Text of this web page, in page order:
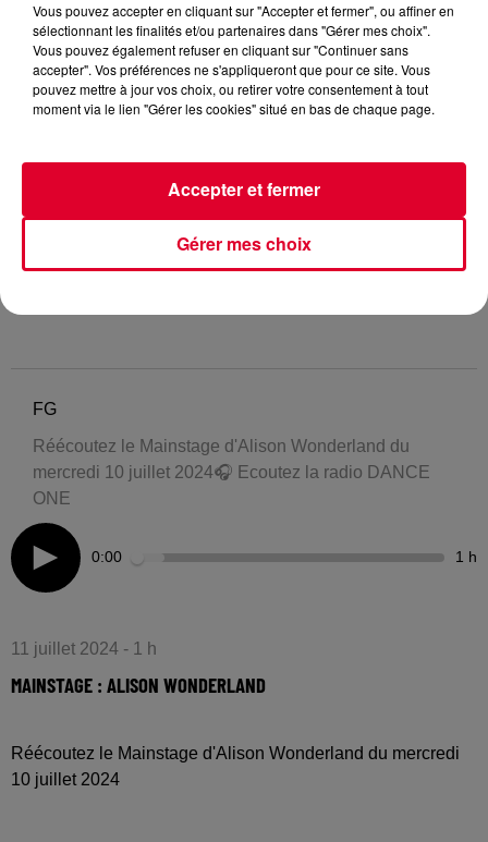
FG
Réécoutez le Mainstage d'Alison Wonderland du
mercredi 10 juillet 2024🎧 Ecoutez la radio DANCE
ONE
0:00 1 h
11 juillet 2024 - 1 h
MAINSTAGE : ALISON WONDERLAND
Réécoutez le Mainstage d'Alison Wonderland du mercredi
10 juillet 2024
Vous pouvez accepter en cliquant sur "Accepter et fermer", ou affiner en
sélectionnant les finalités et/ou partenaires dans "Gérer mes choix".
Vous pouvez également refuser en cliquant sur "Continuer sans
accepter". Vos préférences ne s'appliqueront que pour ce site. Vous
pouvez mettre à jour vos choix, ou retirer votre consentement à tout
moment via le lien "Gérer les cookies" situé en bas de chaque page.
Gérer mes choix
Accepter et fermer